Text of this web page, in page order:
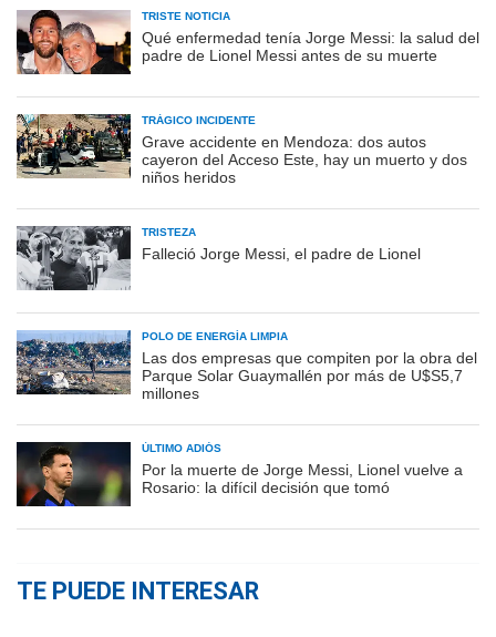
TRISTE NOTICIA
Qué enfermedad tenía Jorge Messi: la salud del
padre de Lionel Messi antes de su muerte
TRÁGICO INCIDENTE
Grave accidente en Mendoza: dos autos
cayeron del Acceso Este, hay un muerto y dos
niños heridos
TRISTEZA
Falleció Jorge Messi, el padre de Lionel
POLO DE ENERGÍA LIMPIA
Las dos empresas que compiten por la obra del
Parque Solar Guaymallén por más de U$S5,7
millones
ÚLTIMO ADIÓS
Por la muerte de Jorge Messi, Lionel vuelve a
Rosario: la difícil decisión que tomó
TE PUEDE INTERESAR